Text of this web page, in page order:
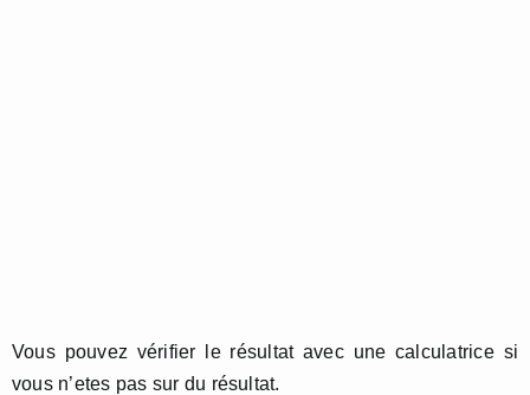
Vous pouvez vérifier le résultat avec une calculatrice si
vous n’etes pas sur du résultat.